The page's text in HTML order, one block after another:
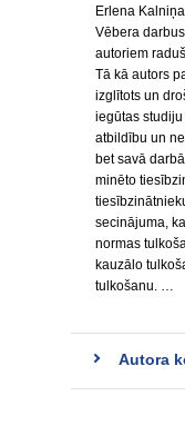
Erlena
Vēbera
autoriem
Tā kā autors
izglītots un
iegūtas
atbildību un
bet savā
minēto
secinājuma,
normas
kauzālo
tulkošanu. …
Autora